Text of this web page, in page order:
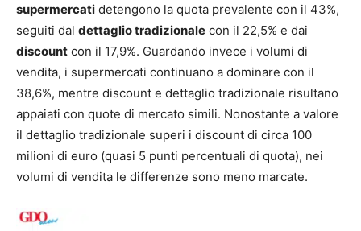
supermercati detengono la quota prevalente con il 43%,
seguiti dal dettaglio tradizionale con il 22,5% e dai
discount con il 17,9%. Guardando invece i volumi di
vendita, i supermercati continuano a dominare con il
38,6%, mentre discount e dettaglio tradizionale risultano
appaiati con quote di mercato simili. Nonostante a valore
il dettaglio tradizionale superi i discount di circa 100
milioni di euro (quasi 5 punti percentuali di quota), nei
volumi di vendita le differenze sono meno marcate.